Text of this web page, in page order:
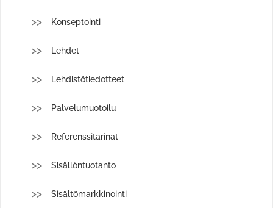
Konseptointi
Lehdet
Lehdistötiedotteet
Palvelumuotoilu
Referenssitarinat
Sisällöntuotanto
Sisältömarkkinointi